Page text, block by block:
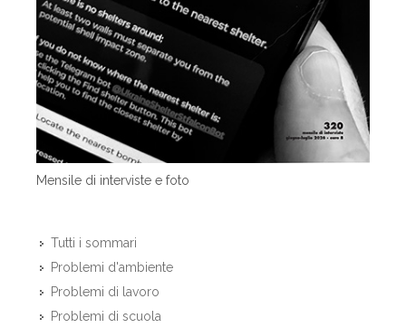
Mensile di interviste e foto
Tutti i sommari
Problemi d'ambiente
Problemi di lavoro
Problemi di scuola